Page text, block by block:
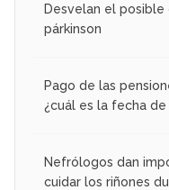
Desvelan el
párkinson
Pago de las
¿cuál es la fecha
Nefrólogos dan
cuidar los riñones